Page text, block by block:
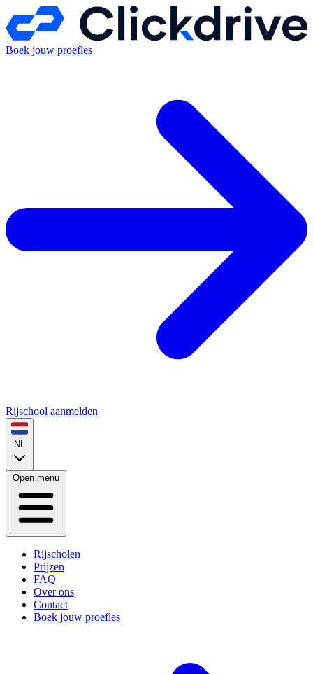
Boek jouw proefles
Rijschool aanmelden
NL
Open menu
Rijscholen
Prijzen
FAQ
Over ons
Contact
Boek jouw proefles